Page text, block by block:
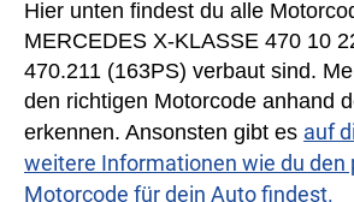
Hier unten findest du alle
MERCEDES X-KLASSE 470 10
470.211 (163PS) verbaut sind.
den richtigen Motorcode anhand
erkennen. Ansonsten gibt es auf
weitere Informationen wie du den
Motorcode für dein Auto findest.